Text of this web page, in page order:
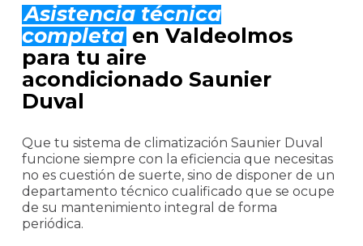
Asistencia técnica
completa en Valdeolmos
para tu aire
acondicionado Saunier
Duval
Que tu sistema de climatización Saunier Duval
funcione siempre con la eficiencia que necesitas
no es cuestión de suerte, sino de disponer de un
departamento técnico cualificado que se ocupe
de su mantenimiento integral de forma
periódica.